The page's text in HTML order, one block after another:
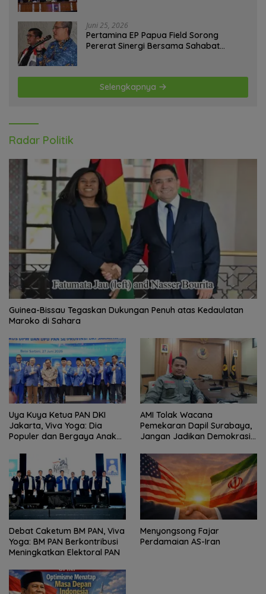
Juni 25, 2026
Pertamina EP Papua Field Sorong
Pererat Sinergi Bersama Sahabat
Selengkapnya
Radar Politik
Guinea-Bissau Tegaskan Dukungan Penuh atas Kedaulatan
Maroko di Sahara
Uya Kuya Ketua PAN DKI
Jakarta, Viva Yoga: Dia
Populer dan Bergaya Anak
AMI Tolak Wacana
Pemekaran Dapil Surabaya,
Jangan Jadikan Demokrasi
Politik
Debat Caketum BM PAN, Viva
Yoga: BM PAN Berkontribusi
Meningkatkan Elektoral PAN
Menyongsong Fajar
Perdamaian AS-Iran